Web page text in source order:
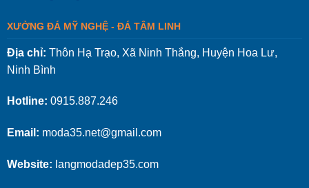
XƯỞNG ĐÁ MỸ NGHỆ - ĐÁ TÂM LINH
Địa chỉ: Thôn Hạ Trạo, Xã Ninh Thắng, Huyện Hoa Lư,
Ninh Bình
Hotline: 0915.887.246
Email: moda35.net@gmail.com
Website: langmodadep35.com